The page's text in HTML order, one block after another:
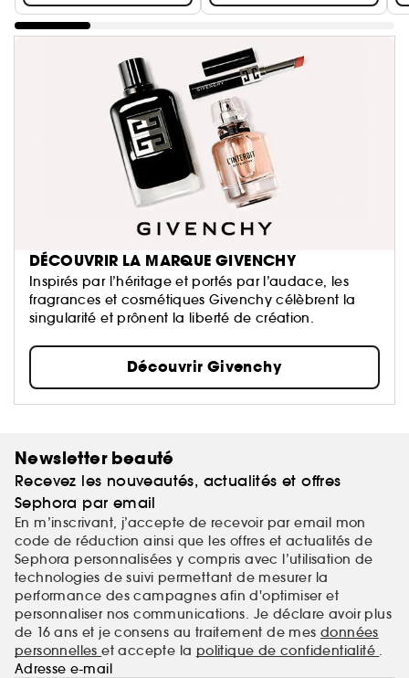
DÉCOUVRIR LA MARQUE GIVENCHY
Inspirés par l’héritage et portés par l’audace, les
fragrances et cosmétiques Givenchy célèbrent la
singularité et prônent la liberté de création.
Découvrir Givenchy
Newsletter beauté
Recevez les nouveautés, actualités et offres
Sephora par email
En m’inscrivant, j’accepte de recevoir par email mon
code de réduction ainsi que les offres et actualités de
Sephora personnalisées y compris avec l’utilisation de
technologies de suivi permettant de mesurer la
performance des campagnes afin d'optimiser et
personnaliser nos communications. Je déclare avoir plus
de 16 ans et je consens au traitement de mes données
personnelleset accepte la politique de confidentialité .
Adresse e-mail